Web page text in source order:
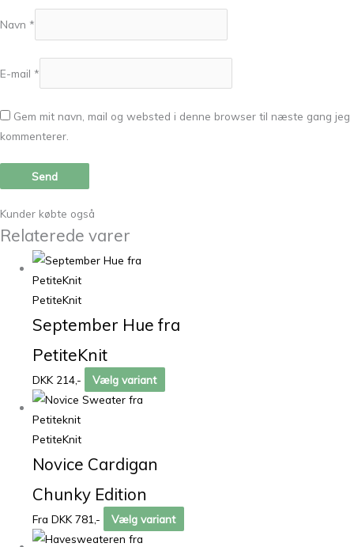
Navn *
E-mail *
Gem mit navn, mail og websted i denne browser til næste gang jeg
kommenterer.
Kunder købte også
Relaterede varer
PetiteKnit
September Hue fra
PetiteKnit
DKK 214,- Vælg variant
PetiteKnit
Novice Cardigan
Chunky Edition
Fra DKK 781,- Vælg variant